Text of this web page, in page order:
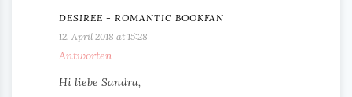
DESIREE - ROMANTIC BOOKFAN
12. April 2018 at 15:28
Antworten
Hi liebe Sandra,